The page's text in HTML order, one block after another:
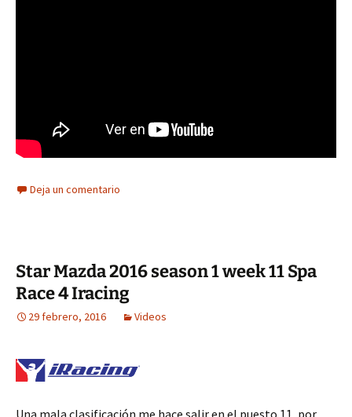
Deja un comentario
Star Mazda 2016 season 1 week 11 Spa
Race 4 Iracing
29 febrero, 2016 Videos
Una mala clasificación me hace salir en el puesto 11, por